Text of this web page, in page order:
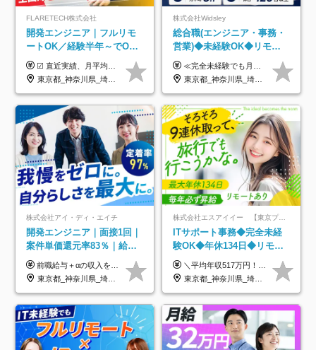
FLARETECH株式会社
開発エンジニア｜フルリモ
ートOK／経験半年～でOK
／実質還元率80～90%／前
給保証／AI系など最先端案
件多数
☑︎ 直近実績、月平均17,000円の昇給 ☑︎ 前職給与100%保証 ☑︎ 実質還元率80～90% ☑︎ 待機時も給与は満額支給 月給35万円～70万円＋交通費など各種手当 ※想定年収：4,200,000円～10,560,000円 ※経験・能力等を考慮の上で決定します。 ※上記金額には、みなし残業手当（50時間分・104,000円～212,000円）を含みます。超過分は別途追加支給します。 ┗残業時間は月平均10時間、多い時でも20時間程度と安定しております ★単価連動型の給与体系ではないため、万が一待機になってもその間の給与は満額支給しています。 ＜1年間の昇給事例をご紹介！＞ ・20代/フロントエンドエンジニア：月給274,000円→月給362,000円（＋88,000円/月） ・20代/iOSエンジニア：月給237,000円→月給287,000円（＋50,000円/月） ・20代/Androidエンジニア：月給316,000円→月給374,000円（＋58,000円/月） ・30代/Javaエンジニア（上流）：月給340,000円→月給418,000円（＋78,000円/月） ・30代/PMO：月給340,000円→月給418,000円（＋78,000円/月）
東京都_神奈川県_埼玉県_千葉県_大阪府_愛知県_北海道_青森県_岩手県_宮城県_秋田県_山形県_福島県_茨城県_栃木県_群馬県_新潟県_山梨県_長野県_富山県_石川県_福井県_静岡県_岐阜県_三重県_兵庫県_京都府_滋賀県_奈良県_和歌山県_広島県_岡山県_鳥取県_島根県_山口県_徳島県_香川県_愛媛県_高知県_福岡県_熊本県_佐賀県_長崎県_大分県_宮崎県_鹿児島県_沖縄県
株式会社Widsley
総合職(エンジニア・事務・
営業)◆未経験OK◆リモー
トあり◆残業月3h◆服装髪
型自由
≪完全未経験でも月給40万円以上も可能です！≫ -------------- 【1】ITエンジニア 月給26万円～50万円＋プロジェクト手当＋資格手当 【2】IT事務、営業事務 月給26万円～50万円＋プロジェクト手当＋資格手当 ≪【1】【2】共通≫ ★上記給与には固定残業代20時間分(月3万719円～)を含みます。残業が超過した場合は、追加支給します(残業は月平均3時間とほぼ発生しません。残業がなくても、固定残業代は支給されます) ★試用期間6ヵ月あり（期間中は月給23万1000円～。固定残業代20時間分3万719円～を含む／超過分は別途支給） -------------- 【3】SES営業、SaaS営業 月給30万円以上＋インセンティブ＋各種手当 ★上記給与には固定残業代45時間分(月7万6967円～)を含みます。残業が超過した場合は、追加支給します(残業は月平均3時間とほぼ発生しません。残業がなくても、固定残業代は支給されます) ★試用期間6ヵ月あり(期間中も給与や福利厚生は同じです)
東京都_神奈川県_埼玉県_千葉県_大阪府_愛知県_北海道_青森県_岩手県_宮城県_秋田県_山形県_福島県_茨城県_栃木県_群馬県_新潟県_山梨県_長野県_富山県_石川県_福井県_静岡県_岐阜県_三重県_兵庫県_京都府_滋賀県_奈良県_和歌山県_広島県_岡山県_鳥取県_島根県_山口県_徳島県_香川県_愛媛県_高知県_福岡県_熊本県_佐賀県_長崎県_大分県_宮崎県_鹿児島県_沖縄県
株式会社アイ・ディ・エイチ
開発エンジニア｜面接1回｜
案件単価還元率83％｜給与
UP保証｜年休140日｜在宅
利用率9割｜独立支援・副業
制度
前職給与＋αの収入を保証 月給42万円～120万円＋各種手当＋賞与 給与基準が明確かつ高還元です。 一人ひとりが安定した環境のもと、長く活躍できる職場を目指しています。 ※平均年収650万円 ・還元率83％ ・各種手当について 職能手当／職務手当／資格手当／営業手当 など ※前職での経験・能力、給与などを考慮の上、当社規定により優遇いたします ※試用期間あり（3ヶ月／期間中の条件に変動はありません） ※上記金額には固定残業代（78,948円～225,564円/月30時間分）を含みます 超過分は別途全額支給いたします ・年収UPを保証 過去には転職時に〈年収200万円UP〉したエンジニアも在籍しています。入社時だけでなく、入社後も安心の給与水準で働ける環境です。キャリアや技術力が正当に評価されていないと感じていたら、一度面接でお話ししましょう！ 当社では管理職の人数は最低限にし、無駄な管理をしません。その費用削減分を社員の給与に還元しています！
東京都_神奈川県_埼玉県_千葉県_大阪府_愛知県_北海道_青森県_岩手県_宮城県_秋田県_山形県_福島県_茨城県_栃木県_群馬県_新潟県_山梨県_長野県_富山県_石川県_福井県_静岡県_岐阜県_三重県_兵庫県_京都府_滋賀県_奈良県_和歌山県_広島県_岡山県_鳥取県_島根県_山口県_徳島県_香川県_愛媛県_高知県_福岡県_熊本県_佐賀県_長崎県_大分県_宮崎県_鹿児島県_沖縄県
株式会社エスアイイー 【東京プロマーケット上場】
ITサポート事務◆完全未経
験OK◆年休134日◆リモー
トOK◆残業月7h以下◆賞与
年3回◆5年目まで必ず昇給
＼平均年収517万円！入社5年目まで毎年必ず昇給／ ■賞与年3回 ■年収800万円以上も可 ■入社3年以上の平均年収469.2万円 月給23万2000円以上＋賞与年3回＋各種手当 ☆入社5年目まで最大1万5000円の定期昇給を確約 ┃各種手当充実 ・規定の資格を取得すれば、2000円～5万円を毎月支給（2万4000円～60万円／年） ・研修中に取得した取得率95％の資格でも研修後の給料UP ※月給は年齢・経験・能力を考慮して、優遇いたします ※上記月給金額は固定残業代（20時間/3万1300円円以上）を含み、超過分は別途支給いたします ※試用期間（6ヶ月）は月給に変動はありますが、その他待遇に差異はありません ├入社後1ヶ月～3ヶ月間は、月給20万1900円となります └上記金額は固定残業代（10時間／1万6000円）を含み、超過分は別途支給いたします
東京都_神奈川県_埼玉県_千葉県_大阪府_愛知県_北海道_青森県_岩手県_宮城県_秋田県_山形県_福島県_茨城県_栃木県_群馬県_新潟県_山梨県_長野県_富山県_石川県_福井県_静岡県_岐阜県_三重県_兵庫県_京都府_滋賀県_奈良県_和歌山県_広島県_岡山県_鳥取県_島根県_山口県_徳島県_香川県_愛媛県_高知県_福岡県_熊本県_佐賀県_長崎県_大分県_宮崎県_鹿児島県_沖縄県